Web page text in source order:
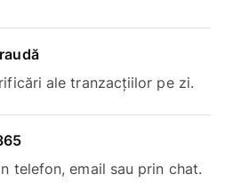
ale tranzacțiilor pe zi.
telefon, email sau prin chat.